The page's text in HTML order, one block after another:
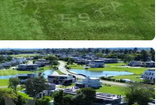
terreno. Todos los lotes tienen
linderos con los fondos y
de la superficie total con espacios
no solo elige la vida de barrio
y servicios de hotel.